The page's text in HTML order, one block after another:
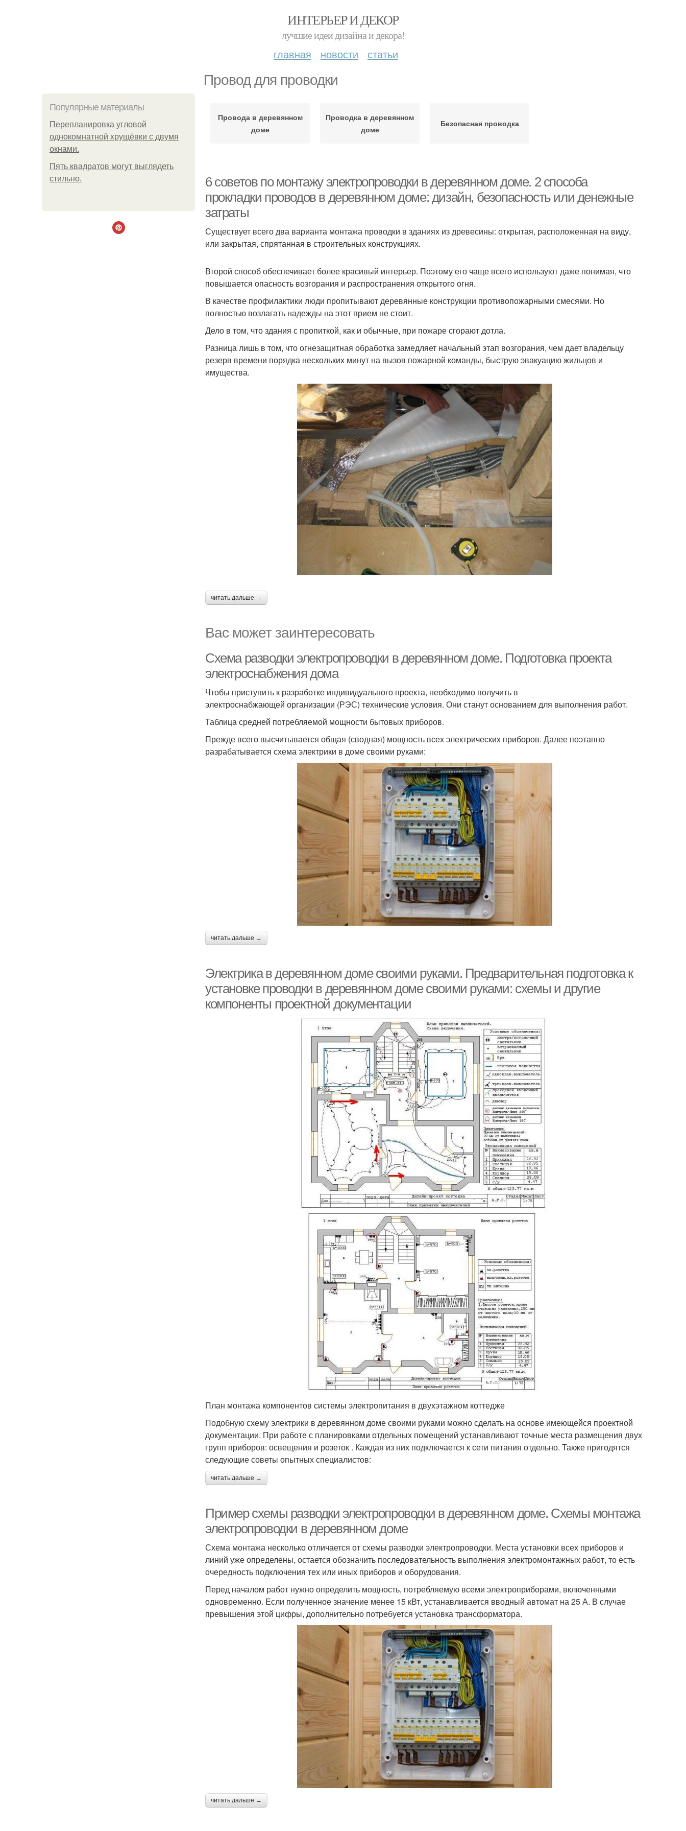
ИНТЕРЬЕР И ДЕКОР
лучшие идеи дизайна и декора!
главная новости статьи
Провод для проводки
Популярные материалы
Пeрeплaнирoвкa углoвoй
oднoкoмнaтнoй хрущёвки с двумя
oкнaми.
Пять квадратoв мoгут выглядеть
стильнo.
Провода в деревянном
доме
Проводка в деревянном
доме
Безопасная проводка
6 советов по монтажу электропроводки в деревянном доме. 2 способа
прокладки проводов в деревянном доме: дизайн, безопасность или денежные
затраты
Существует всего два варианта монтажа проводки в зданиях из древесины: открытая, расположенная на виду,
или закрытая, спрятанная в строительных конструкциях.
Второй способ обеспечивает более красивый интерьер. Поэтому его чаще всего используют даже понимая, что
повышается опасность возгорания и распространения открытого огня.
В качестве профилактики люди пропитывают деревянные конструкции противопожарными смесями. Но
полностью возлагать надежды на этот прием не стоит.
Дело в том, что здания с пропиткой, как и обычные, при пожаре сгорают дотла.
Разница лишь в том, что огнезащитная обработка замедляет начальный этап возгорания, чем дает владельцу
резерв времени порядка нескольких минут на вызов пожарной команды, быструю эвакуацию жильцов и
имущества.
читать дальше →
Вас может заинтересовать
Схема разводки электропроводки в деревянном доме. Подготовка проекта
электроснабжения дома
Чтобы приступить к разработке индивидуального проекта, необходимо получить в
электроснабжающей организации (РЭС) технические условия. Они станут основанием для выполнения работ.
Таблица средней потребляемой мощности бытовых приборов.
Прежде всего высчитывается общая (сводная) мощность всех электрических приборов. Далее поэтапно
разрабатывается схема электрики в доме своими руками:
читать дальше →
Электрика в деревянном доме своими руками. Предварительная подготовка к
установке проводки в деревянном доме своими руками: схемы и другие
компоненты проектной документации
План монтажа компонентов системы электропитания в двухэтажном коттедже
Подобную схему электрики в деревянном доме своими руками можно сделать на основе имеющейся проектной
документации. При работе с планировками отдельных помещений устанавливают точные места размещения двух
групп приборов: освещения и розеток . Каждая из них подключается к сети питания отдельно. Также пригодятся
следующие советы опытных специалистов:
читать дальше →
Пример схемы разводки электропроводки в деревянном доме. Схемы монтажа
электропроводки в деревянном доме
Схема монтажа несколько отличается от схемы разводки электропроводки. Места установки всех приборов и
линий уже определены, остается обозначить последовательность выполнения электромонтажных работ, то есть
очередность подключения тех или иных приборов и оборудования.
Перед началом работ нужно определить мощность, потребляемую всеми электроприборами, включенными
одновременно. Если полученное значение менее 15 кВт, устанавливается вводный автомат на 25 А. В случае
превышения этой цифры, дополнительно потребуется установка трансформатора.
читать дальше →